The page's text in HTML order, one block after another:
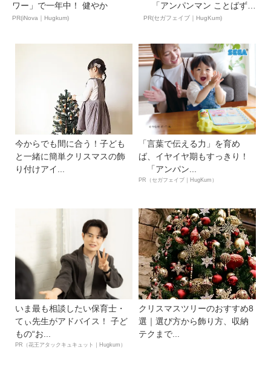
ワー」で一年中！ 健やか
PR(iNova｜Hugkum)
「アンパンマン ことばずか
ん...
PR(セガフェイブ｜HugKum)
今からでも間に合う！子ども
と一緒に簡単クリスマスの飾
り付けアイ...
「言葉で伝える力」を育め
ば、イヤイヤ期もすっきり！
「アンパン...
PR（セガフェイブ｜HugKum）
いま最も相談したい保育士・
てぃ先生がアドバイス！ 子ど
もの“お...
PR（花王アタックキュキュット｜Hugkum）
クリスマスツリーのおすすめ8
選｜選び方から飾り方、収納
テクまで...